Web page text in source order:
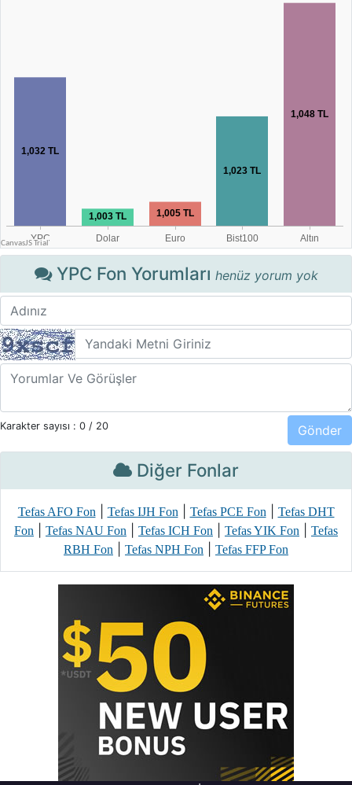
YPC Fon Yorumları henüz yorum yok
Karakter sayısı : 0 / 20
Diğer Fonlar
Tefas AFO Fon| Tefas IJH Fon| Tefas PCE Fon|
Tefas DHT
Fon
Tefas NAU Fon Tefas ICH Fon Tefas YIK Fon
Tefas
RBH Fon
Tefas NPH Fon Tefas FFP Fon